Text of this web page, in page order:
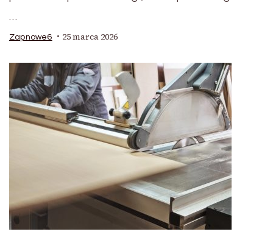
…
Zapnowe6 25 marca 2026